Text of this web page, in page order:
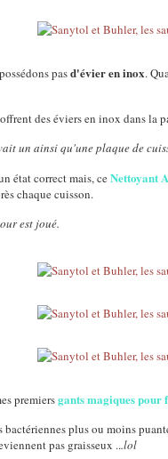
pasd'évier en inox.
des éviers en inox dans la
un ainsi qu'une plaque de
état correct mais, ceNettoyant
chaque cuisson.
est joué.
premiersgants magiques pour
bactériennes plus ou moins
pas graisseux ...lol